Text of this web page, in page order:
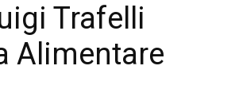
Trafelli
Alimentare